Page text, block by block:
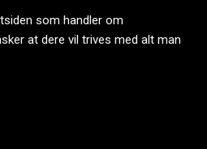
som handler om
at dere vil trives med alt man